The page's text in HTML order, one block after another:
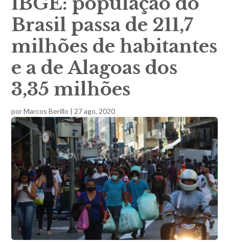
Brasil passa de 211,7
milhões de habitantes
e a de Alagoas dos
3,35 milhões
porMarcos Berillo | 27 ago, 2020